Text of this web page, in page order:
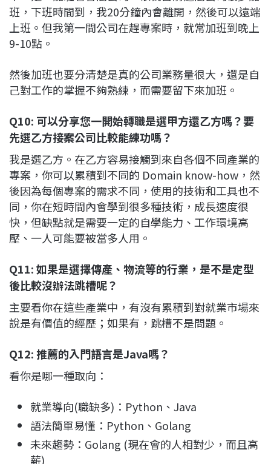
班，下班時間到，我20分鐘內會離開，然後可以遠端
上班。但我第一間公司在趕專案時，就常加班到晚上
9-10點。
然後加班也要分清楚是真的公司業務量很大，還是自
己對工作的掌握不夠熟練，而需要留下來加班。
Q10: 可以分享您一開始轉職是選甲方還乙方嗎？要
先選乙方接案公司比較能練功嗎？
我是選乙方。在乙方容易接觸到來自各個不同產業的
專案，你可以累積到不同的 Domain know-how，然
後因為每個專案的需求不同，使用的技術和工具也不
同，你在短時間內會學到很多種技術，成長速度很
快，但缺點就是需要一定的自學能力、工作環境高
壓、一人可能要被當多人用。
Q11: 如果是選擇傳產、物流等的行業，是不是定型
後比較沒辦法跳槽呢？
主要看你在這些產業中，有沒有累積到對就業市場來
說是有價值的經歷；如果有，跳槽不是問題。
Q12: 推薦的入門語言是Java嗎？
看你是哪一種取向：
就業導向(職缺多)：Python、Java
語法簡單易懂：Python、Golang
未來趨勢：Golang (現在會的人相對少，而且高
薪)